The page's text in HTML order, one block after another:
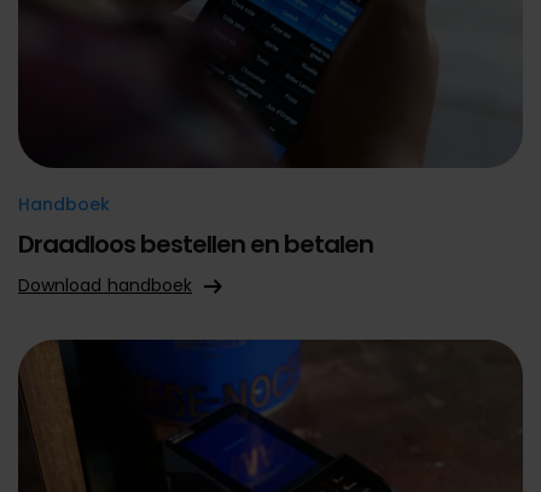
Handboek
Draadloos bestellen en betalen
Download handboek